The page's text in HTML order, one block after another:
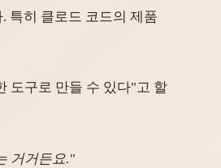
특히 클로드 코드의 제품
도구로 만들 수 있다"고 할
거거든요."